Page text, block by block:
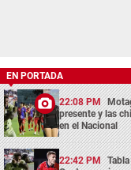
EN PORTADA
22:08 PM
presente y las
en el Nacional
22:42 PM